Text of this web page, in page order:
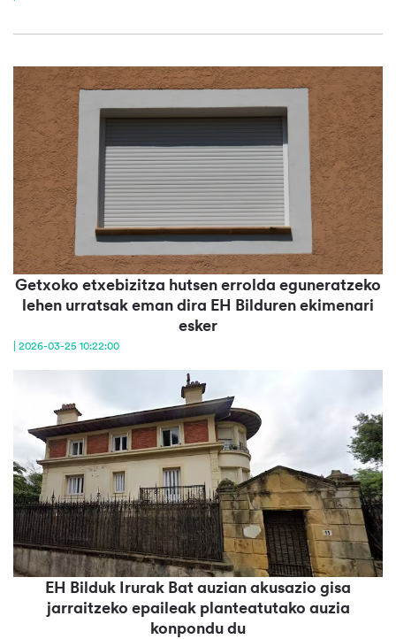
Getxoko etxebizitza hutsen errolda eguneratzeko
lehen urratsak eman dira EH Bilduren ekimenari
esker
| 2026-03-25 10:22:00
EH Bilduk Irurak Bat auzian akusazio gisa
jarraitzeko epaileak planteatutako auzia
konpondu du